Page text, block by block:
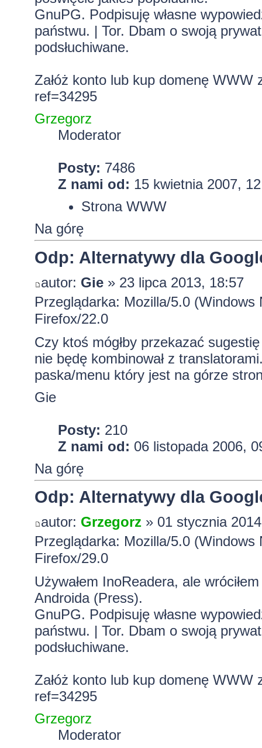
GnuPG. Podpisuję własne
państwu. | Tor. Dbam o swoją
podsłuchiwane.
Załóż konto lub kup domenę
ref=34295
Grzegorz
Moderator
Posty: 7486
Z nami od: 15 kwietnia 2007,
Strona WWW
Na górę
Odp: Alternatywy dla
autor: Gie» 23 lipca 2013, 18:57
Przeglądarka: Mozilla/5.0
Firefox/22.0
Czy ktoś mógłby przekazać
nie będę kombinował z
paska/menu który jest na górze
Gie
Posty: 210
Z nami od: 06 listopada 2006,
Na górę
Odp: Alternatywy dla
autor: Grzegorz» 01 stycznia
Przeglądarka: Mozilla/5.0
Firefox/29.0
Używałem InoReadera, ale
Androida (Press).
GnuPG. Podpisuję własne
państwu. | Tor. Dbam o swoją
podsłuchiwane.
Załóż konto lub kup domenę
ref=34295
Grzegorz
Moderator